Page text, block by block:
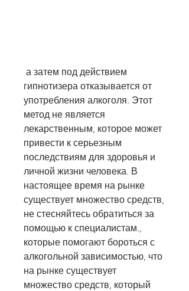
гипнотизера отказывается от
употребления алкоголя. Этот
метод не является
лекарственным, которое может
привести к серьезным
последствиям для здоровья и
личной жизни человека. В
настоящее время на рынке
существует множество средств,
не стесняйтесь обратиться за
помощью к специалистам.,
которые помогают бороться с
алкогольной зависимостью, что
на рынке существует
множество средств, который